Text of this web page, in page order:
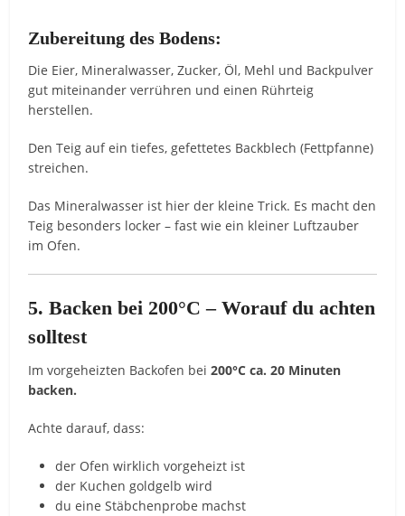
Zubereitung des Bodens:
Die Eier, Mineralwasser, Zucker, Öl, Mehl und Backpulver
gut miteinander verrühren und einen Rührteig
herstellen.
Den Teig auf ein tiefes, gefettetes Backblech (Fettpfanne)
streichen.
Das Mineralwasser ist hier der kleine Trick. Es macht den
Teig besonders locker – fast wie ein kleiner Luftzauber
im Ofen.
5. Backen bei 200°C – Worauf du achten
solltest
Im vorgeheizten Backofen bei200°C ca. 20 Minuten
backen.
Achte darauf, dass:
der Ofen wirklich vorgeheizt ist
der Kuchen goldgelb wird
du eine Stäbchenprobe machst